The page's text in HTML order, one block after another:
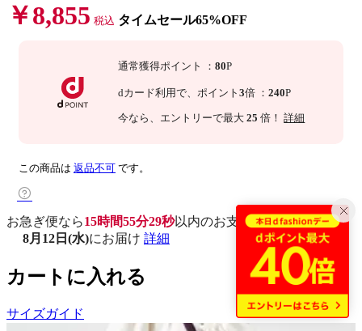
￥8,855 税込 タイムセール65%OFF
通常獲得ポイント ：80P
dカード利用で、ポイント3倍 ：240P
今なら 、エントリーで最大 25 倍！詳細
この商品は 返品不可 です。
お急ぎ便なら15時間55分28秒以内のお支払いで
8月12日(水)にお届け 詳細
カートに入れる
サイズガイド